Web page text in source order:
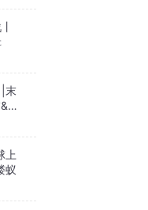
|末
异
上
蚁